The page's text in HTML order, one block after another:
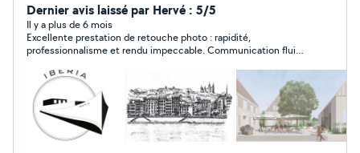
à la main -Plans d'architecture
Dernier avis laissé par Hervé : 5/5
Il y a plus de 6 mois
Excellente prestation de retouche photo : rapidité,
professionnalisme et rendu impeccable. Communication fluide